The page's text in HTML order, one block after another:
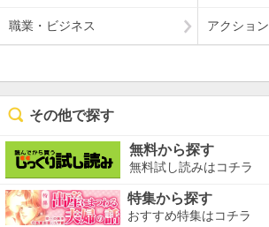
職業・ビジネス アクション
その他で探す
無料から探す
無料試し読みはコチラ
特集から探す
おすすめ特集はコチラ